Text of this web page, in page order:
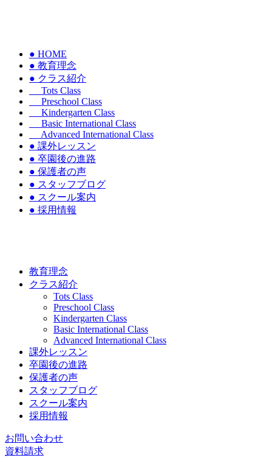
● HOME
● 教育理念
● クラス紹介
Tots Class
Preschool Class
Kindergarten Class
Basic International Class
Advanced International Class
● 課外レッスン
● 卒園後の進路
● 保護者の声
● スタッフブログ
● スクール案内
● 採用情報
教育理念
クラス紹介
Tots Class
Preschool Class
Kindergarten Class
Basic International Class
Advanced International Class
課外レッスン
卒園後の進路
保護者の声
スタッフブログ
スクール案内
採用情報
お問い合わせ
資料請求